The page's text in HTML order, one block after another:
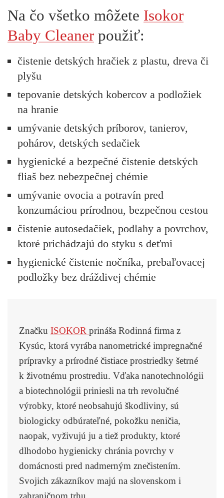
Na čo všetko môžete Isokor
Baby Cleaner použiť:
čistenie detských hračiek z plastu, dreva či
plyšu
tepovanie detských kobercov a podložiek
na hranie
umývanie detských príborov, tanierov,
pohárov, detských sedačiek
hygienické a bezpečné čistenie detských
fliaš bez nebezpečnej chémie
umývanie ovocia a potravín pred
konzumáciou prírodnou, bezpečnou cestou
čistenie autosedačiek, podlahy a povrchov,
ktoré prichádzajú do styku s deťmi
hygienické čistenie nočníka, prebaľovacej
podložky bez dráždivej chémie
Značku ISOKOR prináša Rodinná firma z
Kysúc, ktorá vyrába nanometrické impregnačné
prípravky a prírodné čistiace prostriedky šetrné
k životnému prostrediu. Vďaka nanotechnológii
a biotechnológii priniesli na trh revolučné
výrobky, ktoré neobsahujú škodliviny, sú
biologicky odbúrateľné, pokožku neničia,
naopak, vyživujú ju a tiež produkty, ktoré
dlhodobo hygienicky chránia povrchy v
domácnosti pred nadmerným znečistením.
Svojich zákazníkov majú na slovenskom i